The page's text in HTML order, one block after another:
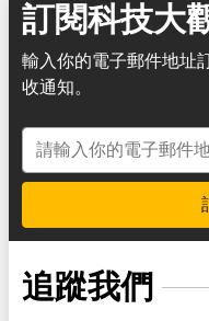
訂閱科技大
輸入你的電子郵件地址
收通知。
電子郵件地址
追蹤我們